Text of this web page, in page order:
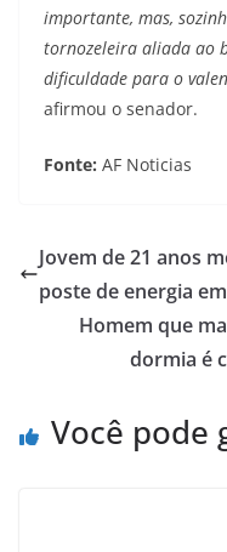
importante, mas,
tornozeleira aliada ao
dificuldade para o
afirmou o senador.
Fonte: AF Noticias
Jovem de 21 anos
poste de energia
Homem que
dormia é
Você pode